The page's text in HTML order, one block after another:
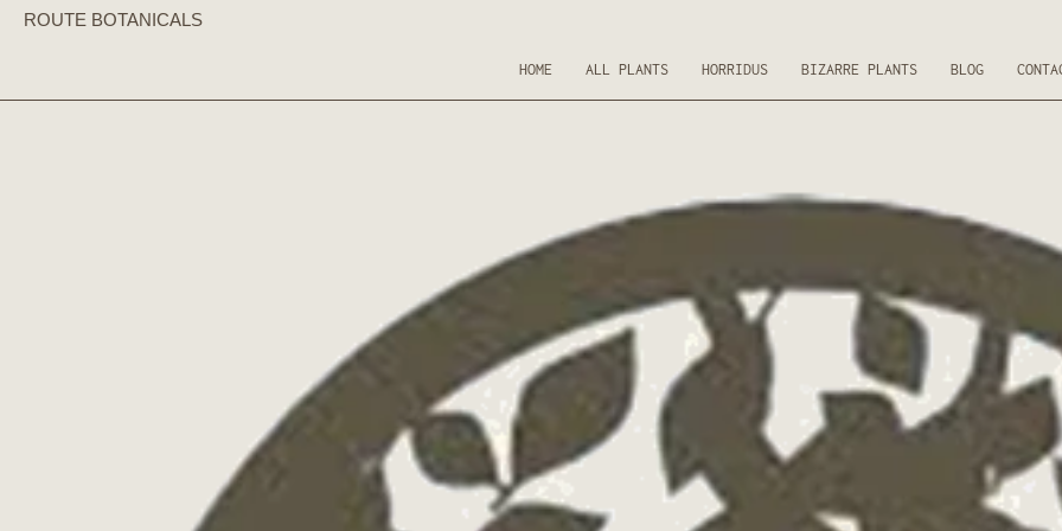
コンテンツへスキップ
ROUTE BOTANICALS
HOME ALL PLANTS HORRIDUS BIZARRE PLANTS BLOG